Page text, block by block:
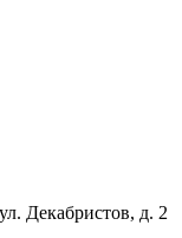
Декабристов, д. 2